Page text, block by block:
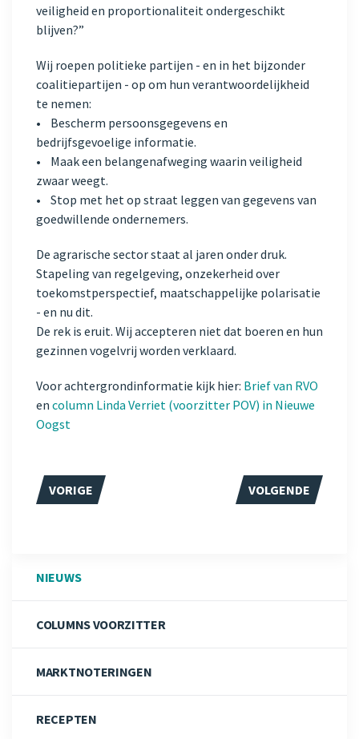
veiligheid en proportionaliteit ondergeschikt
blijven?”
Wij roepen politieke partijen - en in het bijzonder
coalitiepartijen - op om hun verantwoordelijkheid
te nemen:
• Bescherm persoonsgegevens en
bedrijfsgevoelige informatie.
• Maak een belangenafweging waarin veiligheid
zwaar weegt.
• Stop met het op straat leggen van gegevens van
goedwillende ondernemers.
De agrarische sector staat al jaren onder druk.
Stapeling van regelgeving, onzekerheid over
toekomstperspectief, maatschappelijke polarisatie
- en nu dit.
De rek is eruit. Wij accepteren niet dat boeren en hun
gezinnen vogelvrij worden verklaard.
Voor achtergrondinformatie kijk hier: Brief van RVO
en column Linda Verriet (voorzitter POV) in Nieuwe
Oogst
VORIG ARTIKEL: OPROEP AAN NIEUWE KABINET: ZET
VORIGE VOLGENDE
VOLGENDE
NIEUWS
COLUMNS VOORZITTER
MARKTNOTERINGEN
RECEPTEN